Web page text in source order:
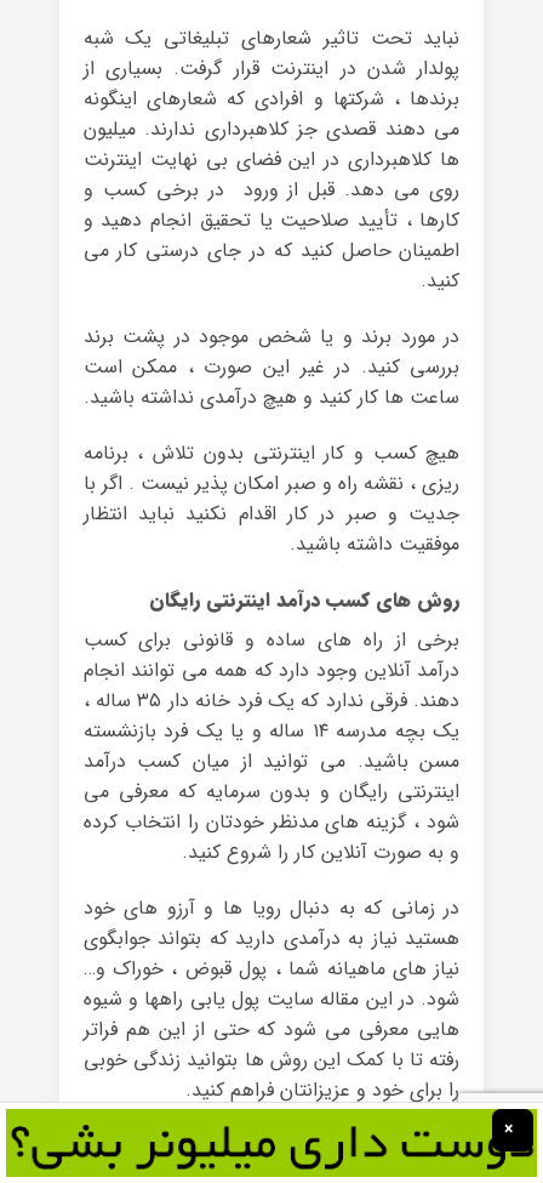
نباید تحت تاثیر شعارهای تبلیغاتی یک شبه
پولدار شدن در اینترنت قرار گرفت. بسیاری از
برندها ، شرکتها و افرادی که شعارهای اینگونه
می دهند قصدی جز کلاهبرداری ندارند. میلیون
ها کلاهبرداری در این فضای بی نهایت اینترنت
روی می دهد. قبل از ورود در برخی کسب و
کارها ، تأیید صلاحیت یا تحقیق انجام دهید و
اطمینان حاصل کنید که در جای درستی کار می
کنید.
در مورد برند و یا شخص موجود در پشت برند
بررسی کنید. در غیر این صورت ، ممکن است
ساعت ها کار کنید و هیچ درآمدی نداشته باشید.
هیچ کسب و کار اینترنتی بدون تلاش ، برنامه
ریزی ، نقشه راه و صبر امکان پذیر نیست . اگر با
جدیت و صبر در کار اقدام نکنید نباید انتظار
موفقیت داشته باشید.
روش های کسب درآمد اینترنتی رایگان
برخی از راه های ساده و قانونی برای کسب
درآمد آنلاین وجود دارد که همه می توانند انجام
دهند. فرقی ندارد که یک فرد خانه دار ۳۵ ساله ،
یک بچه مدرسه ۱۴ ساله و یا یک فرد بازنشسته
مسن باشید. می توانید از میان کسب درآمد
اینترنتی رایگان و بدون سرمایه که معرفی می
شود ، گزینه های مدنظر خودتان را انتخاب کرده
و به صورت آنلاین کار را شروع کنید.
در زمانی که به دنبال رویا ها و آرزو های خود
هستید نیاز به درآمدی دارید که بتواند جوابگوی
نیاز های ماهیانه شما ، پول قبوض ، خوراک و…
شود. در این مقاله سایت پول یابی راهها و شیوه
هایی معرفی می شود که حتی از این هم فراتر
رفته تا با کمک این روش ها بتوانید زندگی خوبی
را برای خود و عزیزانتان فراهم کنید.
در اینجا روش هایی برای کسب درآمد آنلاین و
بدون پرداخت هزینه ای ، فقط به وسیله اتصال
×